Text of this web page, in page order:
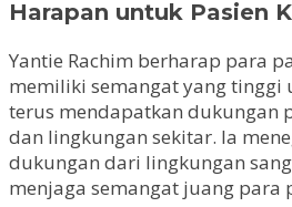
Harapan untuk Pasien
Yantie Rachim berharap para
memiliki semangat yang tinggi
terus mendapatkan dukungan
dan lingkungan sekitar. Ia
dukungan dari lingkungan
menjaga semangat juang para